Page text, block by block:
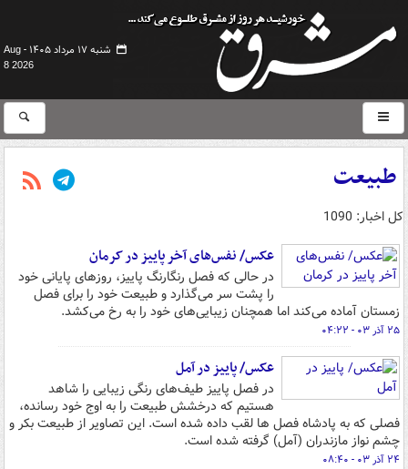
شنبه ۱۷ مرداد ۱۴۰۵ -
Aug
8 2026
طبیعت
کل اخبار: 1090
عکس/ نفس‌های آخر پاییز در کرمان
در حالی که فصل رنگارنگ پاییز، روزهای پایانی خود
را پشت سر می‌گذارد و طبیعت خود را برای فصل
زمستان آماده می‌کند اما همچنان زیبایی‌های خود را به رخ می‌کشد.
۲۵ آذر ۰۳ - ۰۴:۲۲
عکس/ پاییز در آمل
در فصل پاییز طیف‌های رنگی زیبایی را شاهد
هستیم که درخشش طبیعت را به اوج خود رسانده،
فصلی که به پادشاه فصل ها لقب داده شده است. این تصاویر از طبیعت بکر و
چشم نواز مازندران (آمل) گرفته شده است.
۲۴ آذر ۰۳ - ۰۸:۴۰